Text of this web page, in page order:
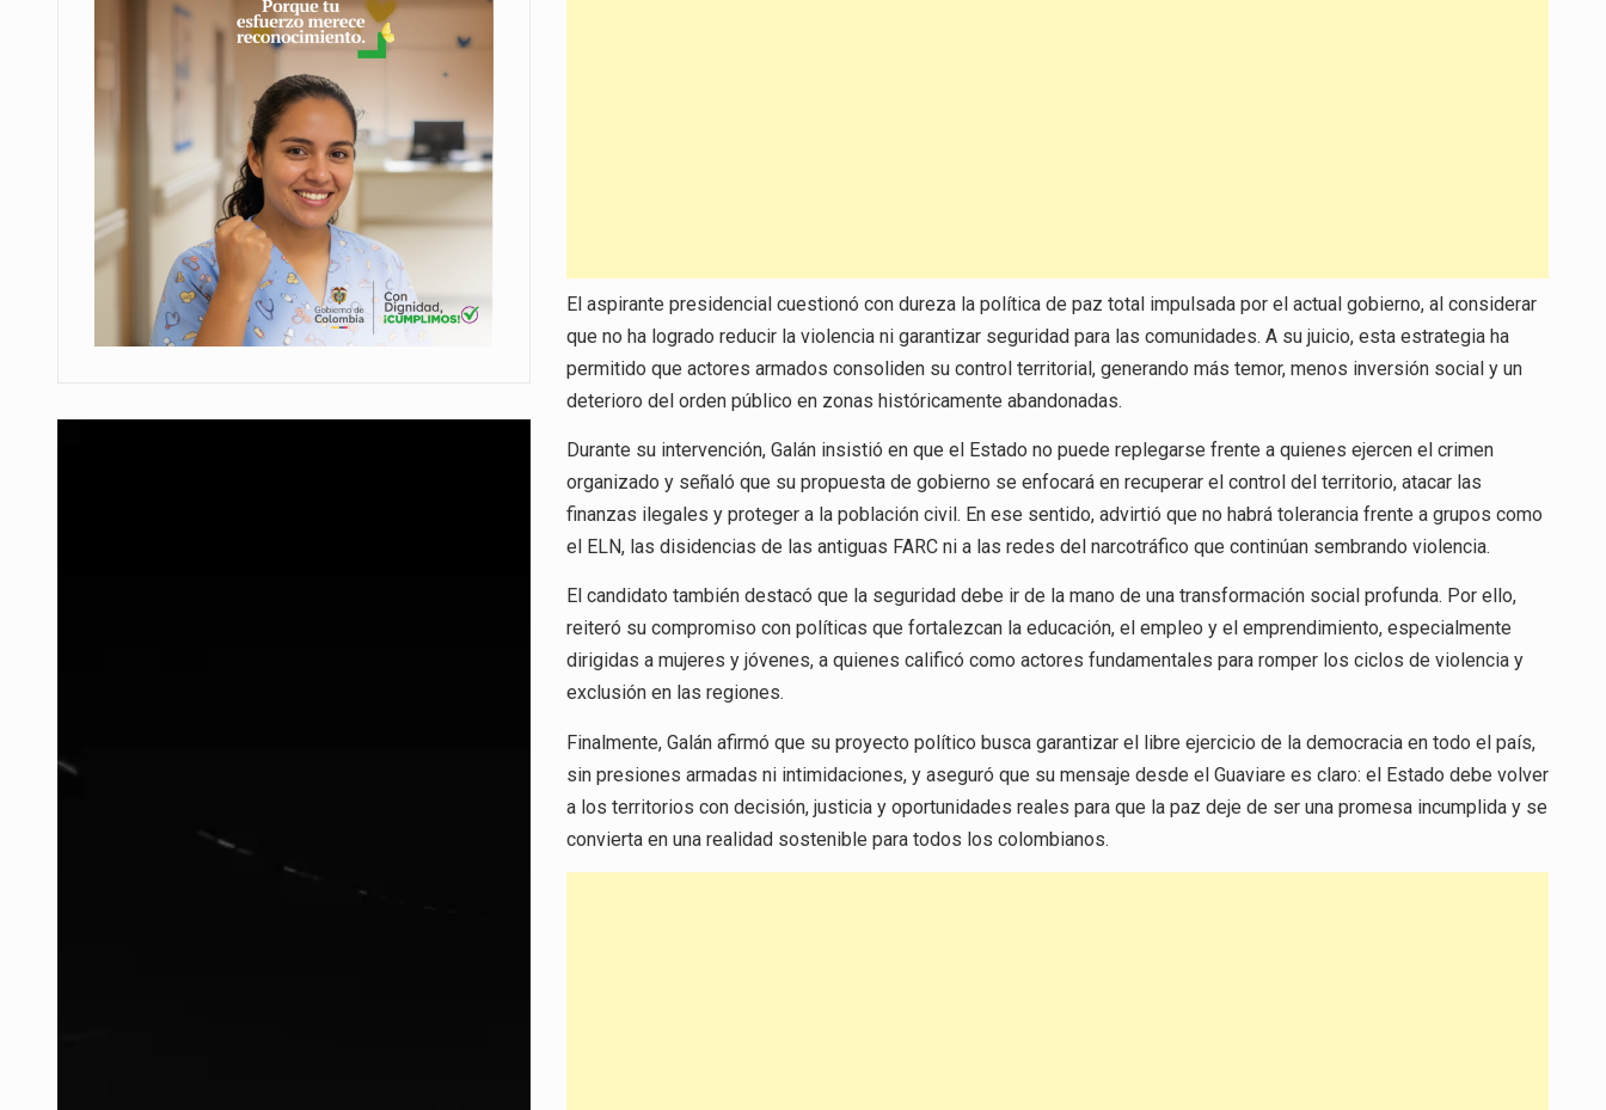
El aspirante presidencial cuestionó con dureza la política de paz total impulsada por el actual gobierno, al considerar
que no ha logrado reducir la violencia ni garantizar seguridad para las comunidades. A su juicio, esta estrategia ha
permitido que actores armados consoliden su control territorial, generando más temor, menos inversión social y un
deterioro del orden público en zonas históricamente abandonadas.
Durante su intervención, Galán insistió en que el Estado no puede replegarse frente a quienes ejercen el crimen
organizado y señaló que su propuesta de gobierno se enfocará en recuperar el control del territorio, atacar las
finanzas ilegales y proteger a la población civil. En ese sentido, advirtió que no habrá tolerancia frente a grupos como
el ELN, las disidencias de las antiguas FARC ni a las redes del narcotráfico que continúan sembrando violencia.
El candidato también destacó que la seguridad debe ir de la mano de una transformación social profunda. Por ello,
reiteró su compromiso con políticas que fortalezcan la educación, el empleo y el emprendimiento, especialmente
dirigidas a mujeres y jóvenes, a quienes calificó como actores fundamentales para romper los ciclos de violencia y
exclusión en las regiones.
Finalmente, Galán afirmó que su proyecto político busca garantizar el libre ejercicio de la democracia en todo el país,
sin presiones armadas ni intimidaciones, y aseguró que su mensaje desde el Guaviare es claro: el Estado debe volver
a los territorios con decisión, justicia y oportunidades reales para que la paz deje de ser una promesa incumplida y se
convierta en una realidad sostenible para todos los colombianos.